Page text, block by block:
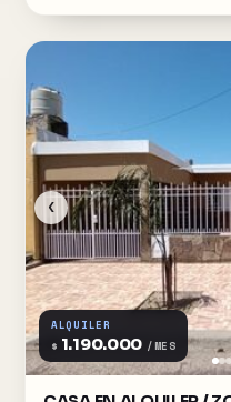
‹
ALQUILER
$ 1.190.000 /MES